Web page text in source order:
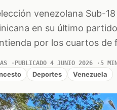
venezolana Sub-
en su último
por los cuartos de
PUBLICADO 4 JUNIO 2026 5
Deportes Venezuela